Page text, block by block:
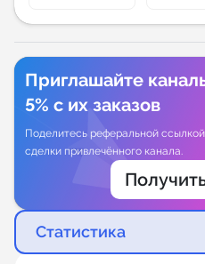
Приглашайте
5% с их заказов
Поделитесь реферальной
сделки привлечённого канала.
Статистика